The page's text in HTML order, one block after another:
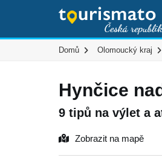
Domů Olomoucký kraj
Hynčice
9 tipů na výlet a
Zobrazit na mapě